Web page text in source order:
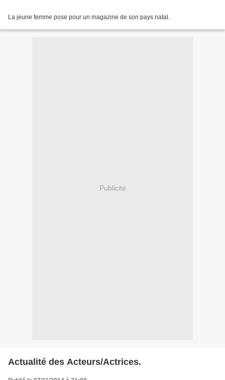
La jeune femme pose pour un magazine de son pays natal.
Publicité
Actualité des Acteurs/Actrices.